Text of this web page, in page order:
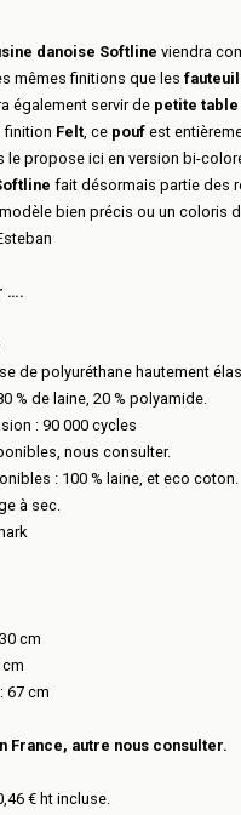
danoise Softline viendra
mêmes finitions que les
également servir de petite table
finition Felt , ce pouf est
le propose ici en version bi-
fait désormais partie des
bien précis ou un coloris
….
de polyuréthane hautement
% de laine, 20 % polyamide.
: 90 000 cycles
nous consulter.
: 100 % laine, et eco coton.
à sec.
cm
67 cm
France, autre nous consulter.
€ ht incluse.